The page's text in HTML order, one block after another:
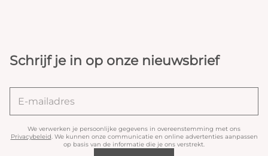
Schrijf je in op onze nieuwsbrief
We verwerken je persoonlijke gegevens in overeenstemming met ons
Privacybeleid. We kunnen onze communicatie en online advertenties aanpassen
op basis van de informatie die je ons verstrekt.